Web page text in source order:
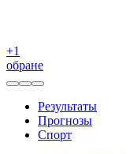
+1
обране
Результаты
Прогнозы
Спорт